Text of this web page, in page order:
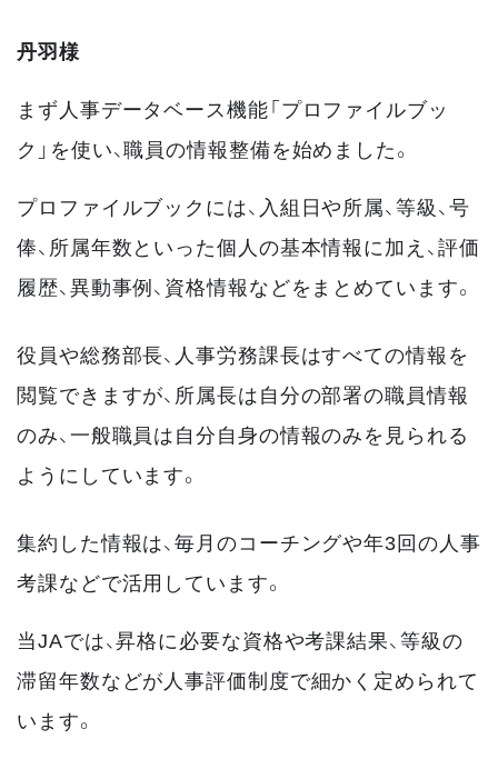
丹羽様
まず人事データベース機能「プロファイルブッ
ク」を使い、職員の情報整備を始めました。
プロファイルブックには、入組日や所属、等級、号
俸、所属年数といった個人の基本情報に加え、評価
履歴、異動事例、資格情報などをまとめています。
役員や総務部長、人事労務課長はすべての情報を
閲覧できますが、所属長は自分の部署の職員情報
のみ、一般職員は自分自身の情報のみを見られる
ようにしています。
集約した情報は、毎月のコーチングや年3回の人事
考課などで活用しています。
当JAでは、昇格に必要な資格や考課結果、等級の
滞留年数などが人事評価制度で細かく定められて
います。